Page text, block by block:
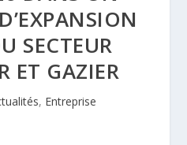
SECTEUR
ET GAZIER
, Entreprise